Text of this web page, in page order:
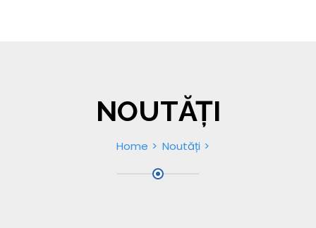
NOUTĂȚI
Home Noutăți